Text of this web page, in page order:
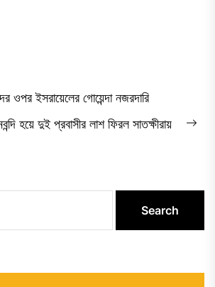
ওপর ইসরায়েলের গোয়েন্দা নজরদারি
হয়ে দুই প্রবাসীর লাশ ফিরল সাতক্ষীরায়